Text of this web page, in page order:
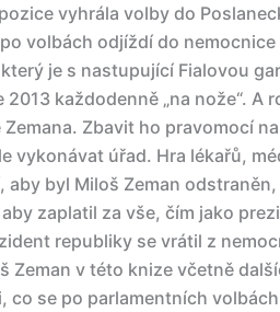
vyhrála volby do
volbách odjíždí do
je s nastupující Fialovou
každodenně „na nože“. A
Zbavit ho pravomocí
vykonávat úřad. Hra lékařů,
byl Miloš Zeman
zaplatil za vše, čím jako
republiky se vrátil z
Zeman v této knize včetně
co se po parlamentních